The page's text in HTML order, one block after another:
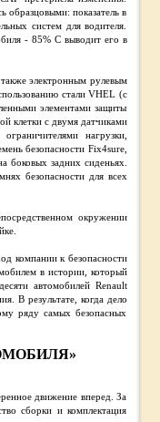
образцовыми: показатель в
систем для водителя.
- 85% C выводит его в
электронным рулевым
стали VHEL (с
элементами защиты
клетки с двумя датчиками
нагрузки,
безопасности Fix4sure,
боковых задних сиденьях.
безопасности для всех
окружении
компании к безопасности
в истории, который
автомобилей Renault
В результате, когда дело
ряду самых безопасных
движение вперед. За
сборки и комплектация